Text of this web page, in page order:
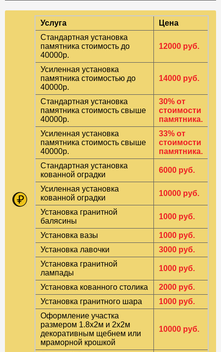
Услуга
Цена
Стандартная установка
памятника стоимость до
40000р.
12000 руб.
Усиленная установка
памятника стоимостью до
40000р.
14000 руб.
Стандартная установка
памятника стоимость свыше
40000р.
30% от
стоимости
памятника.
Усиленная установка
памятника стоимость свыше
40000р.
33% от
стоимости
памятника.
Стандартная установка
кованной оградки
6000 руб.
Усиленная установка
кованной оградки
10000 руб.
Установка гранитной
балясины
1000 руб.
Установка вазы
1000 руб.
Установка лавочки
3000 руб.
Установка гранитной
лампады
1000 руб.
Установка кованного столика
2000 руб.
Установка гранитного шара
1000 руб.
Оформление участка
размером 1.8х2м и 2х2м
декоративным щебнем или
мраморной крошкой
10000 руб.